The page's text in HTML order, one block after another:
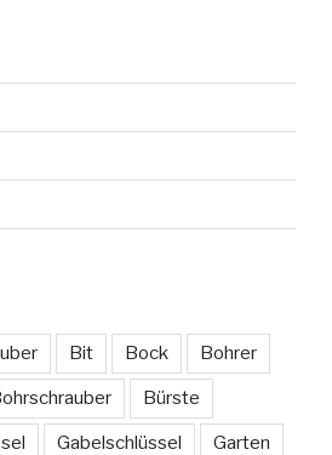
Bit Bock Bohrer
Bürste
Gabelschlüssel Garten